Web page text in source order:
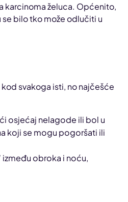
karcinoma želuca. Općenito,
bilo tko može odlučiti u
svakoga isti, no najčešće
osjećaj nelagode ili bol u
koji se mogu pogoršati ili
između obroka i noću,